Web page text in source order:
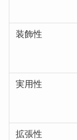
装飾性
実用性
拡張性